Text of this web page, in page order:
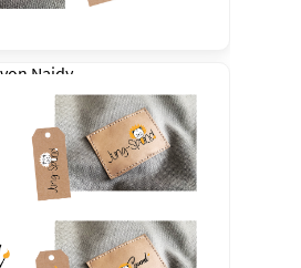
Naidy